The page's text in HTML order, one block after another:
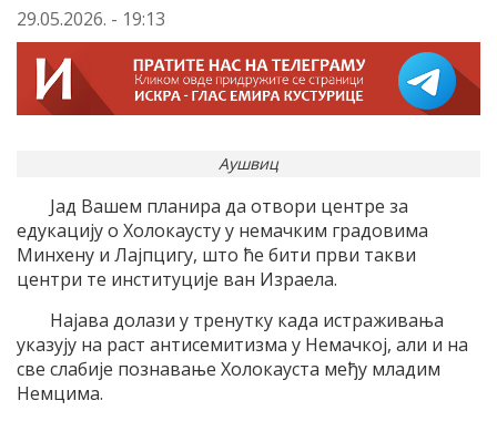
29.05.2026. - 19:13
Аушвиц
Јад Вашем планира да отвори центре за
едукацију о Холокаусту у немачким градовима
Минхену и Лајпцигу, што ће бити први такви
центри те институције ван Израела.
Најава долази у тренутку када истраживања
указују на раст антисемитизма у Немачкој, али и на
све слабије познавање Холокауста међу младим
Немцима.